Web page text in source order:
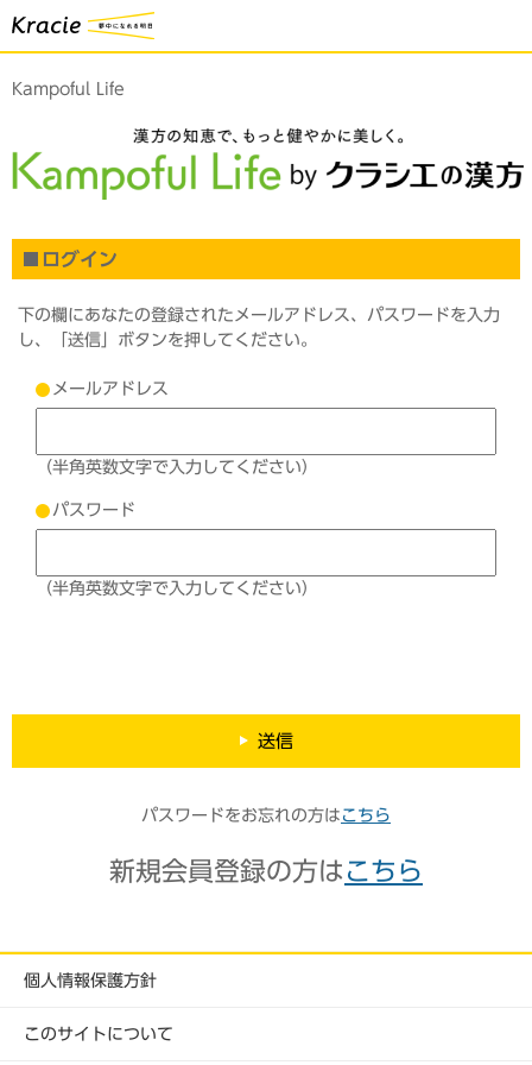
Kampoful Life
ログイン
下の欄にあなたの登録されたメールアドレス、パスワードを入力
し、「送信」ボタンを押してください。
メールアドレス
（半角英数文字で入力してください）
パスワード
（半角英数文字で入力してください）
送信
パスワードをお忘れの方は こちら
新規会員登録の方は こちら
個人情報保護方針
このサイトについて